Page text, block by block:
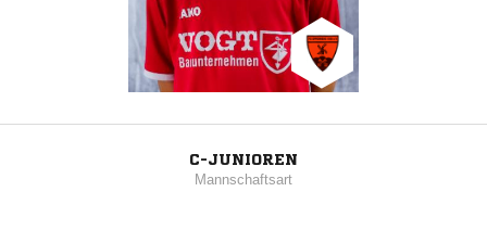
C-JUNIOREN
Mannschaftsart